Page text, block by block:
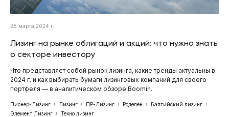
28 марта 2024 г.
Лизинг на рынке облигаций и акций: что нужно знать
о секторе инвестору
Что представляет собой рынок лизинга, какие тренды актуальны в
2024 г. и как выбирать бумаги лизинговых компаний для своего
портфеля — в аналитическом обзоре Boomin.
Пионер-Лизинг Лизинг ПР-Лизинг Роделен
Балтийский лизинг
Элемент Лизинг
Техно лизинг